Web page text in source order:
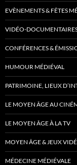
EVÈNEMENTS & FÊTES
VIDÉO-
CONFÉRENCES &
HUMOUR MÉDIÉVAL
PATRIMOINE, LIEUX
LE MOYEN ÂGE AU
LE MOYEN ÂGE À LA TV
MOYEN ÂGE & JEUX
MÉDECINE MÉDIÉVALE